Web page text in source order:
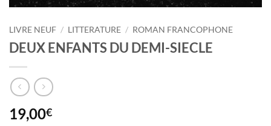
LIVRE NEUF / LITTERATURE / ROMAN FRANCOPHONE
DEUX ENFANTS DU DEMI-SIECLE
19,00€